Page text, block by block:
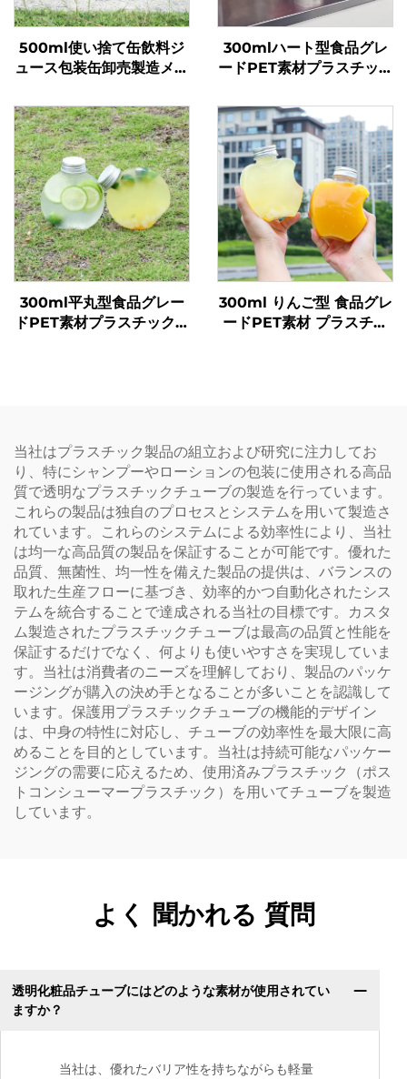
500ml使い捨て缶飲料ジ
ュース包装缶卸売製造メー
300mlハート型食品グレ
ードPET素材プラスチック
ンク用ホットセール
300ml平丸型食品グレー
ドPET素材プラスチック包
300ml りんご型 食品グレ
ードPET素材 プラスチッ
当社はプラスチック製品の組立および研究に注力してお
り、特にシャンプーやローションの包装に使用される高品
質で透明なプラスチックチューブの製造を行っています。
これらの製品は独自のプロセスとシステムを用いて製造さ
れています。これらのシステムによる効率性により、当社
は均一な高品質の製品を保証することが可能です。優れた
品質、無菌性、均一性を備えた製品の提供は、バランスの
取れた生産フローに基づき、効率的かつ自動化されたシス
テムを統合することで達成される当社の目標です。カスタ
ム製造されたプラスチックチューブは最高の品質と性能を
保証するだけでなく、何よりも使いやすさを実現していま
す。当社は消費者のニーズを理解しており、製品のパッケ
ージングが購入の決め手となることが多いことを認識して
います。保護用プラスチックチューブの機能的デザイン
は、中身の特性に対応し、チューブの効率性を最大限に高
めることを目的としています。当社は持続可能なパッケー
ジングの需要に応えるため、使用済みプラスチック（ポス
トコンシューマープラスチック）を用いてチューブを製造
しています。
よく 聞かれる 質問
透明化粧品チューブにはどのような素材が使用されてい
ますか？
当社は、優れたバリア性を持ちながらも軽量